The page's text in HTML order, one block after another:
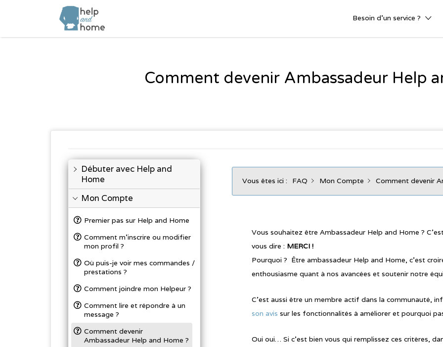
Besoin d’un service ?
Rechercher:
Comment devenir Ambassadeur Help
Vous êtes ici : FAQ Mon Compte Comment devenir
Vous souhaitez être Ambassadeur Help and Home ?
vous dire : MERCI !
Pourquoi ? Être ambassadeur Help and Home, c’est
enthousiasme quant à nos avancées et soutenir notre
C’est aussi être un membre actif dans la communauté,
son avis sur les fonctionnalités à améliorer et pourquoi
Oui oui… Si c’est bien vous qui remplissez ces critères,
Débuter avec Help and
Home
Mon Compte
Premier pas sur Help and Home
Comment m’inscrire ou modifier
mon profil ?
Où puis-je voir mes commandes /
prestations ?
Comment joindre mon Helpeur ?
Comment lire et répondre à un
message ?
Comment devenir
Ambassadeur Help and Home ?